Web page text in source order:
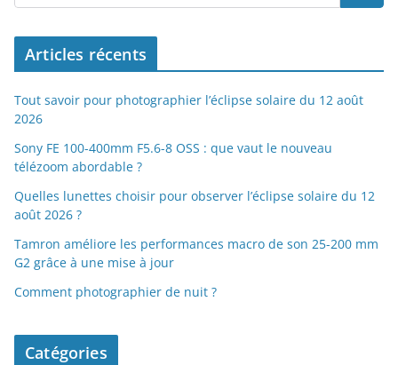
Articles récents
Tout savoir pour photographier l’éclipse solaire du 12 août
2026
Sony FE 100-400mm F5.6-8 OSS : que vaut le nouveau
télézoom abordable ?
Quelles lunettes choisir pour observer l’éclipse solaire du 12
août 2026 ?
Tamron améliore les performances macro de son 25-200 mm
G2 grâce à une mise à jour
Comment photographier de nuit ?
Catégories